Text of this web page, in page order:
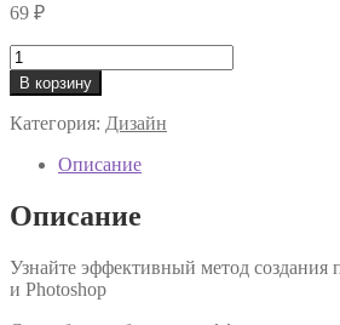
69 ₽
Количество
товара
[Domestika]
Alberto
персонажей
(Illustration
Characters
with
В корзину
Категория: Дизайн
Описание
Описание
Узнайте эффективный метод создания
и Photoshop